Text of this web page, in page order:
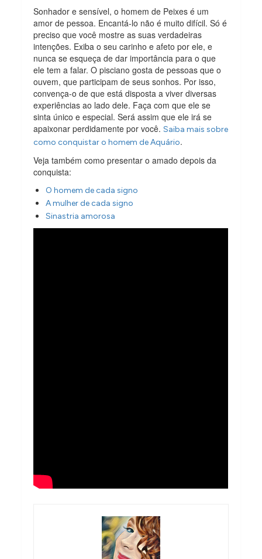
Sonhador e sensível, o homem de Peixes é um
amor de pessoa. Encantá-lo não é muito difícil. Só é
preciso que você mostre as suas verdadeiras
intenções. Exiba o seu carinho e afeto por ele, e
nunca se esqueça de dar importância para o que
ele tem a falar. O pisciano gosta de pessoas que o
ouvem, que participam de seus sonhos. Por isso,
convença-o de que está disposta a viver diversas
experiências ao lado dele. Faça com que ele se
sinta único e especial. Será assim que ele irá se
apaixonar perdidamente por você.Saiba mais sobre
como conquistar o homem de Aquário.
Veja também como presentar o amado depois da
conquista:
O homem de cada signo
A mulher de cada signo
Sinastria amorosa